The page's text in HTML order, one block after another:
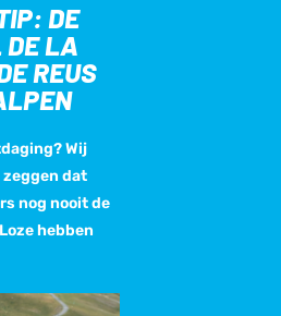
DE
DE LA
REUS
Wij
dat
nog nooit de
hebben